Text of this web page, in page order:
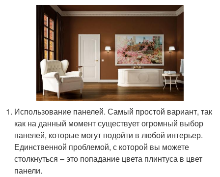
Использование панелей. Самый простой вариант, так
как на данный момент существует огромный выбор
панелей, которые могут подойти в любой интерьер.
Единственной проблемой, с которой вы можете
столкнуться – это попадание цвета плинтуса в цвет
панели.